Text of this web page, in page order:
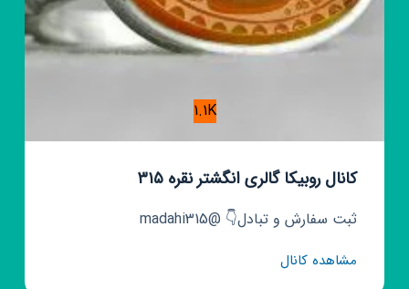
1.1K
کانال روبیکا گالری انگشتر نقره ٣١۵
ثبت سفارش و تبادل👇 @madahi315
مشاهده کانالکانال